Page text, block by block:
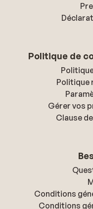
Politique de
Politique
Gérer vos
Clause
Conditions
Conditions